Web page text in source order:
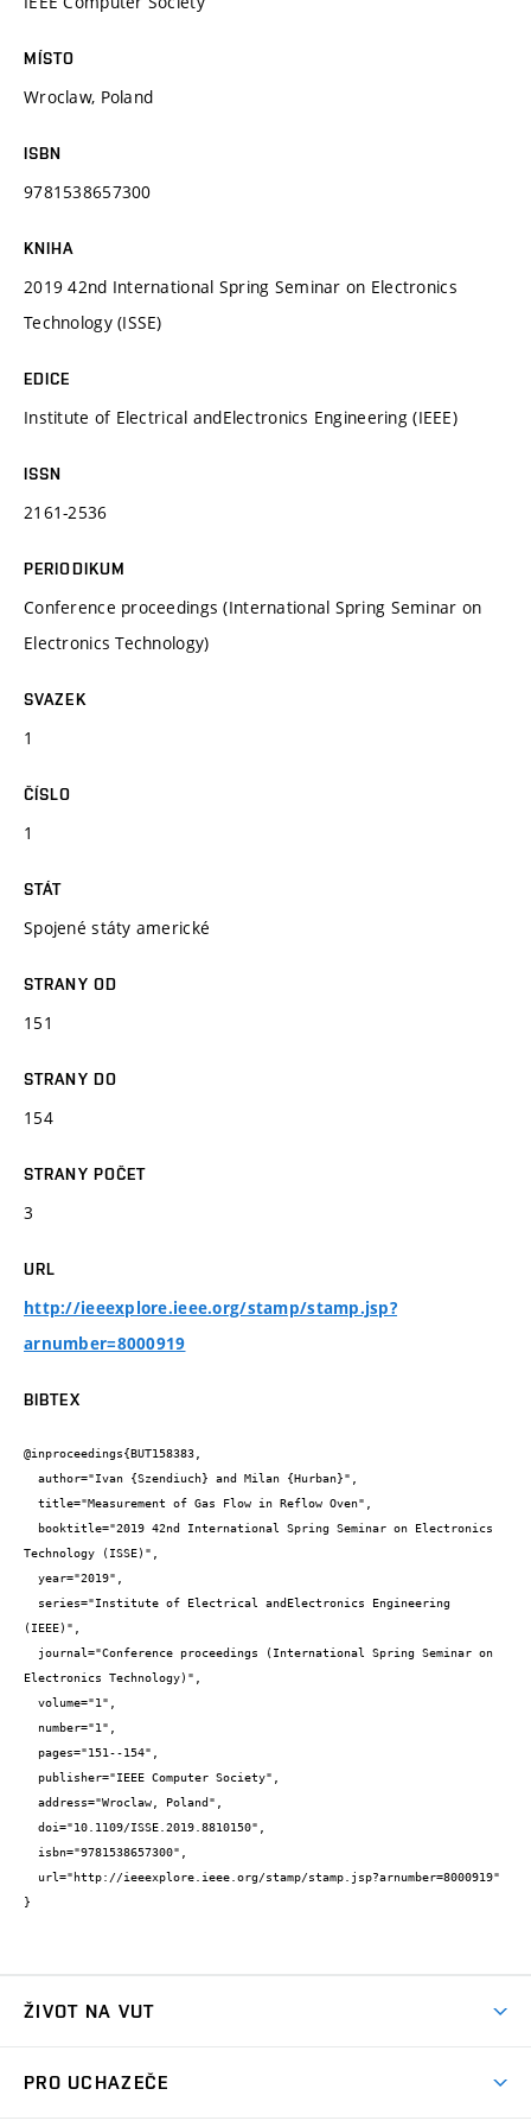
MÍSTO
Wroclaw, Poland
ISBN
9781538657300
KNIHA
2019 42nd International Spring Seminar on Electronics
Technology (ISSE)
EDICE
Institute of Electrical andElectronics Engineering (IEEE)
ISSN
2161-2536
PERIODIKUM
Conference proceedings (International Spring Seminar on
Electronics Technology)
SVAZEK
1
ČÍSLO
1
STÁT
Spojené státy americké
STRANY OD
151
STRANY DO
154
STRANY POČET
3
URL
http://ieeexplore.ieee.org/stamp/stamp.jsp?
arnumber=8000919
BIBTEX
@inproceedings{BUT158383,
Technology (ISSE)",
(IEEE)",
Electronics Technology)",
}
ŽIVOT NA VUT
PRO UCHAZEČE